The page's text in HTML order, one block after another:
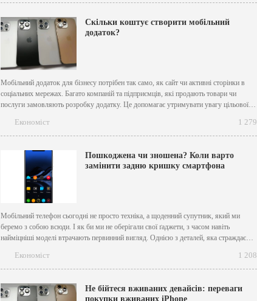
Скільки коштує створити мобільний
додаток?
Мобільний додаток для бізнесу потрібен так само, як сайт чи активні сторінки в
соціальних мережах. Багато компаній та підприємців, які продають товари чи
послуги замовляють розробку додатку. Це допомагає утримувати увагу цільової
потенційному клієнту. Коли мова йде про такі застосунки, то...
Економіст 1 279
Пошкоджена чи зношена? Коли варто
замінити задню кришку смартфона
Мобільний телефон сьогодні не просто техніка, а щоденний супутник, який ми
беремо з собою всюди. І як би ми не оберігали свої ґаджети, з часом навіть
найміцніші моделі втрачають первинний вигляд. Однією з деталей, яка страждає
Економіст 1 208
Не бійтеся вживаних девайсів: переваги
покупки вживаних iPhone